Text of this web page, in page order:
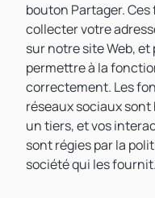
bouton Partager.
collecter votre
sur notre site Web,
permettre à la
correctement. Les
réseaux sociaux
un tiers, et vos
sont régies par la
société qui les fournit.